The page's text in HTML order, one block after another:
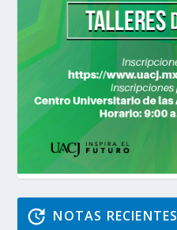
NOTAS RECIENTES